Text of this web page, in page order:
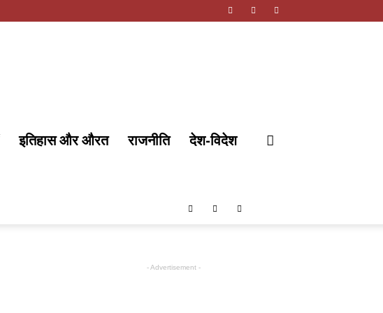
इतिहास और औरत राजनीति
देश-विदेश
- Advertisement -